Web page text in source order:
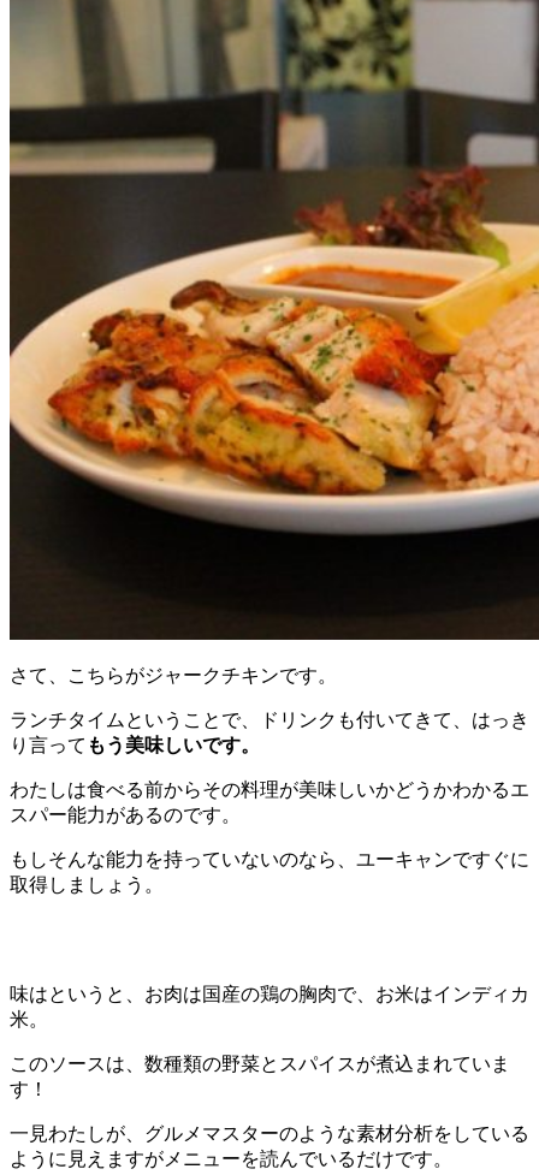
さて、こちらがジャークチキンです。
ランチタイムということで、ドリンクも付いてきて、はっき
り言って もう美味しいです。
わたしは食べる前からその料理が美味しいかどうかわかるエ
スパー能力があるのです。
もしそんな能力を持っていないのなら、ユーキャンですぐに
取得しましょう。
味はというと、お肉は国産の鶏の胸肉で、お米はインディカ
米。
このソースは、数種類の野菜とスパイスが煮込まれていま
す！
一見わたしが、グルメマスターのような素材分析をしている
ように見えますがメニューを読んでいるだけです。